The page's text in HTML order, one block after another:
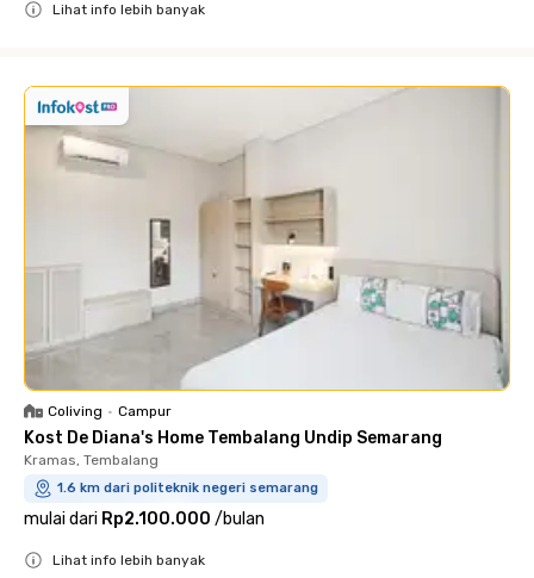
Lihat info lebih banyak
Coliving • Campur
Kost De Diana's Home Tembalang Undip Semarang
Kramas, Tembalang
1.6 km dari politeknik negeri semarang
mulai dari Rp2.100.000 /bulan
Lihat info lebih banyak